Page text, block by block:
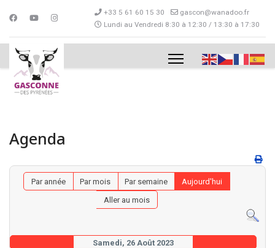
+33 5 61 60 15 30
gascon@wanadoo.fr
Lundi au Vendredi 8:30 à 12:30 / 13:30 à 17:30
Agenda
Par année Par mois Par semaine
Aujourd'hui
Aller au mois
Samedi, 26 Août 2023